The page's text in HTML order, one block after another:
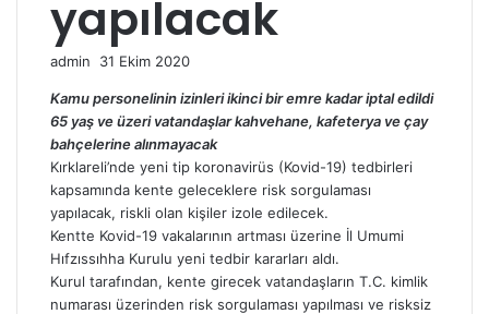
yapılacak
admin
Bir
posta
göndermek
31 Ekim 2020
Kamu personelinin izinleri ikinci bir emre kadar iptal edildi
65 yaş ve üzeri vatandaşlar kahvehane, kafeterya ve çay
bahçelerine alınmayacak
Kırklareli’nde yeni tip koronavirüs (Kovid-19) tedbirleri
kapsamında kente geleceklere risk sorgulaması
yapılacak, riskli olan kişiler izole edilecek.
Kentte Kovid-19 vakalarının artması üzerine İl Umumi
Hıfzıssıhha Kurulu yeni tedbir kararları aldı.
Kurul tarafından, kente girecek vatandaşların T.C. kimlik
numarası üzerinden risk sorgulaması yapılması ve risksiz